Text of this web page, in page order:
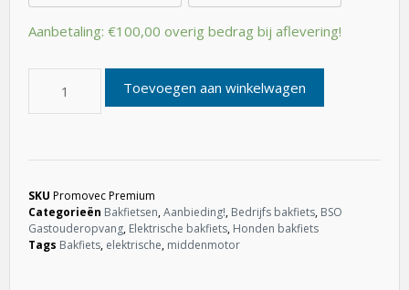
Aanbetaling: €100,00 overig bedrag bij aflevering!
Toevoegen aan winkelwagen
SKU Promovec Premium
Categorieën Bakfietsen,Aanbieding!, Bedrijfs bakfiets, BSO
Gastouderopvang, Elektrische bakfiets, Honden bakfiets
Tags Bakfiets, elektrische, middenmotor